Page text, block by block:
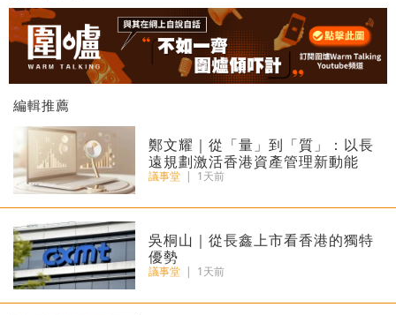
編輯推薦
鄭文耀｜從「量」到「質」：以長
遠規劃激活香港資產管理新動能
議事堂 | 1天前
吳桐山｜從長鑫上市看香港的獨特
優勢
議事堂 | 1天前